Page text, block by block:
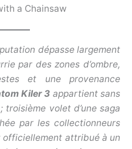
a Chainsaw
dépasse largement
par des zones d’ombre,
et une provenance
Kiler 3 appartient sans
volet d’une saga
par les collectionneurs
officiellement attribué à un